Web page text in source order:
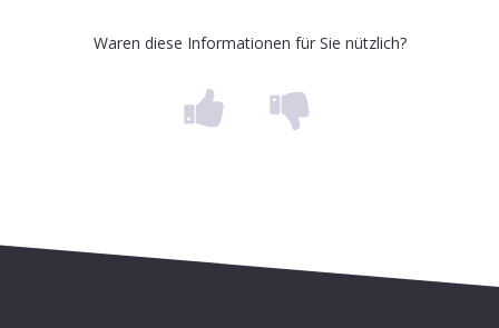
Waren diese Informationen für Sie nützlich?